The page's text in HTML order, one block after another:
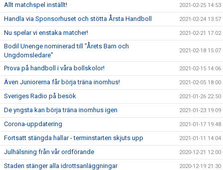
Allt matchspel inställt! 2021-02-25 14:53
Handla via Sponsorhuset och stötta Årsta Handboll 2021-02-24 13:57
Nu spelar vi enstaka matcher! 2021-02-21 17:02
Bodil Unenge nominerad till "Årets Barn och
Ungdomsledare"
2021-02-18 15:07
Prova på handboll i våra bollskolor! 2021-02-15 14:06
Även Juniorerna får börja träna inomhus! 2021-02-05 18:00
Sveriges Radio på besök 2021-01-26 22:50
De yngsta kan börja träna inomhus igen 2021-01-23 19:09
Corona-uppdatering 2021-01-17 19:48
Fortsatt stängda hallar - terminstarten skjuts upp 2021-01-11 14:04
Julhälsning från vår ordförande 2020-12-21 12:00
Staden stänger alla idrottsanläggningar 2020-12-19 21:30